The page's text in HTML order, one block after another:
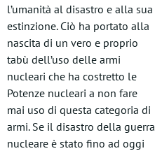
l’umanità al disastro e alla sua
estinzione. Ciò ha portato alla
nascita di un vero e proprio
tabù dell’uso delle armi
nucleari che ha costretto le
Potenze nucleari a non fare
mai uso di questa categoria di
armi. Se il disastro della guerra
nucleare è stato fino ad oggi